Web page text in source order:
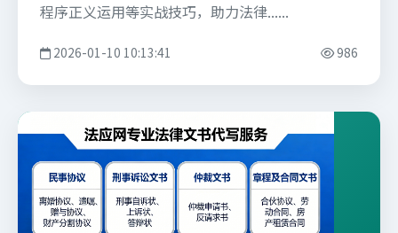
程序正义运用等实战技巧，助力法律......
2026-01-10 10:13:41 986